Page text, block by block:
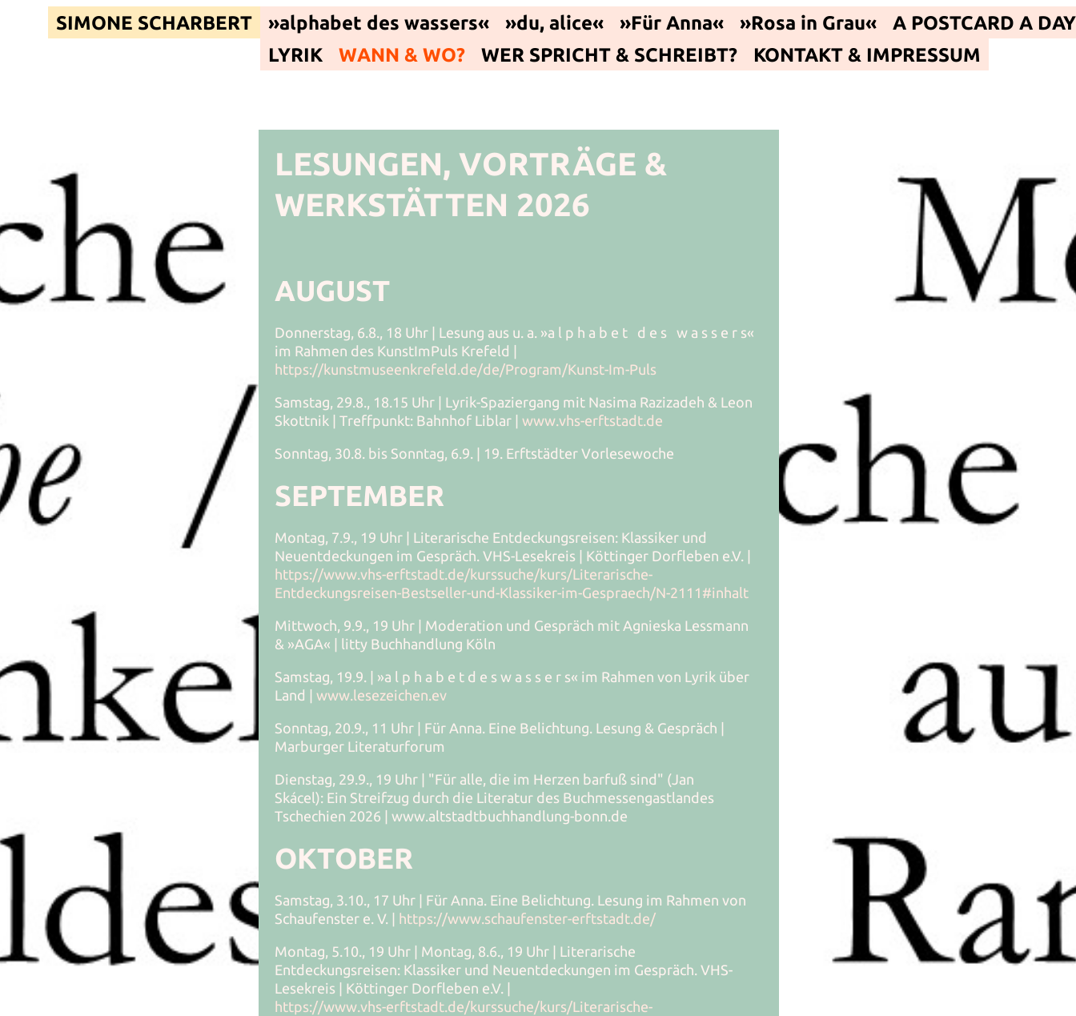
SIMONE SCHARBERT »alphabet des wassers« »du, alice« »Für Anna« »Rosa in Grau«
A POSTCARD A DAY
LYRIK
WANN & WO? WER SPRICHT & SCHREIBT? KONTAKT & IMPRESSUM
LESUNGEN, VORTRÄGE &
WERKSTÄTTEN 2026
AUGUST
Donnerstag, 6.8., 18 Uhr | Lesung aus u. a. »a l p h a b e t d e s w a s s e r s«
im Rahmen des KunstImPuls Krefeld |
https://kunstmuseenkrefeld.de/de/Program/Kunst-Im-Puls
Samstag, 29.8., 18.15 Uhr | Lyrik-Spaziergang mit Nasima Razizadeh & Leon
Skottnik | Treffpunkt: Bahnhof Liblar | www.vhs-erftstadt.de
Sonntag, 30.8. bis Sonntag, 6.9. | 19. Erftstädter Vorlesewoche
SEPTEMBER
Montag, 7.9., 19 Uhr | Literarische Entdeckungsreisen: Klassiker und
Neuentdeckungen im Gespräch. VHS-Lesekreis | Köttinger Dorfleben e.V. |
https://www.vhs-erftstadt.de/kurssuche/kurs/Literarische-
Entdeckungsreisen-Bestseller-und-Klassiker-im-Gespraech/N-2111#inhalt
Mittwoch, 9.9., 19 Uhr | Moderation und Gespräch mit Agnieska Lessmann
& »AGA« | litty Buchhandlung Köln
Samstag, 19.9. | »a l p h a b e t d e s w a s s e r s« im Rahmen von Lyrik über
Land | www.lesezeichen.ev
Sonntag, 20.9., 11 Uhr | Für Anna. Eine Belichtung. Lesung & Gespräch |
Marburger Literaturforum
Dienstag, 29.9., 19 Uhr | "Für alle, die im Herzen barfuß sind" (Jan
Skácel): Ein Streifzug durch die Literatur des Buchmessengastlandes
Tschechien 2026 | www.altstadtbuchhandlung-bonn.de
OKTOBER
Samstag, 3.10., 17 Uhr | Für Anna. Eine Belichtung. Lesung im Rahmen von
Schaufenster e. V. |
https://www.schaufenster-erftstadt.de/
Montag, 5.10., 19 Uhr | Montag, 8.6., 19 Uhr | Literarische
Entdeckungsreisen: Klassiker und Neuentdeckungen im Gespräch. VHS-
Lesekreis | Köttinger Dorfleben e.V. |
https://www.vhs-erftstadt.de/kurssuche/kurs/Literarische-